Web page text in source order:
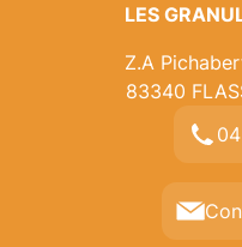
LES
Z.A
83340